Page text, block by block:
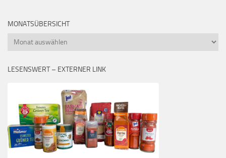
MONATSÜBERSICHT
Monatsübersicht
LESENSWERT – EXTERNER LINK